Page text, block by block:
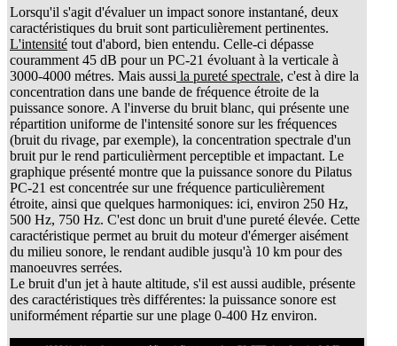
Lorsqu'il s'agit d'évaluer un impact sonore instantané, deux
caractéristiques du bruit sont particulièrement pertinentes.
L'intensité tout d'abord, bien entendu. Celle-ci dépasse
couramment 45 dB pour un PC-21 évoluant à la verticale à
3000-4000 métres. Mais aussi la pureté spectrale, c'est à dire la
concentration dans une bande de fréquence étroite de la
puissance sonore. A l'inverse du bruit blanc, qui présente une
répartition uniforme de l'intensité sonore sur les fréquences
(bruit du rivage, par exemple), la concentration spectrale d'un
bruit pur le rend particulièrment perceptible et impactant. Le
graphique présenté montre que la puissance sonore du Pilatus
PC-21 est concentrée sur une fréquence particulièrement
étroite, ainsi que quelques harmoniques: ici, environ 250 Hz,
500 Hz, 750 Hz. C'est donc un bruit d'une pureté élevée. Cette
caractéristique permet au bruit du moteur d'émerger aisément
du milieu sonore, le rendant audible jusqu'à 10 km pour des
manoeuvres serrées.
Le bruit d'un jet à haute altitude, s'il est aussi audible, présente
des caractéristiques très différentes: la puissance sonore est
uniformément répartie sur une plage 0-400 Hz environ.